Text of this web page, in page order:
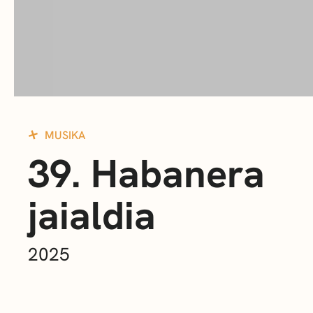
MUSIKA
39. Habanera
jaialdia
2025